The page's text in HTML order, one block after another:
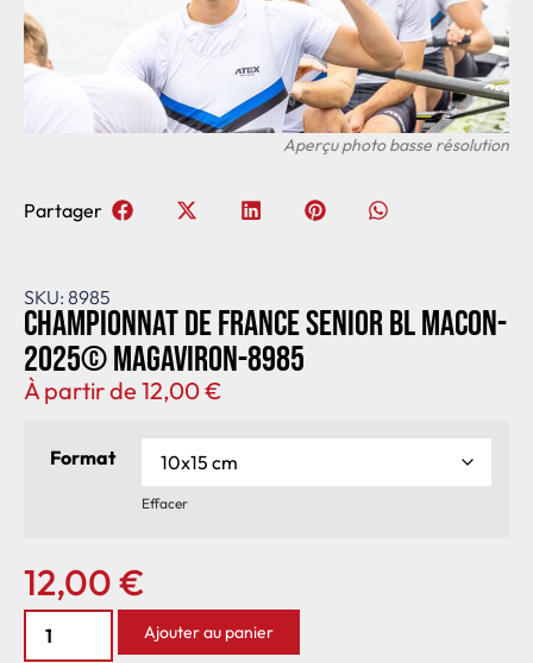
SKU: 8985
Championnat de France senior BL Macon-
2025© MagAviron-8985
À partir de 12,00€
Format
Effacer
12,00€
Ajouter au panier
Partager